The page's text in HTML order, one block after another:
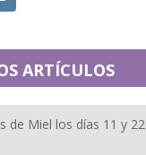
ARTÍCULOS
de Miel los días 11 y 22